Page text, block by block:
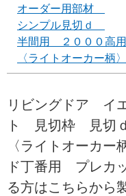
オーダー用部材
シンプル見切ｄ
半間用 ２０００高
〈ライトオーカー柄〉
リビングドア イ
ト 見切枠 見切
〈ライトオーカ
ド丁番用 プレカ
る方はこちらから